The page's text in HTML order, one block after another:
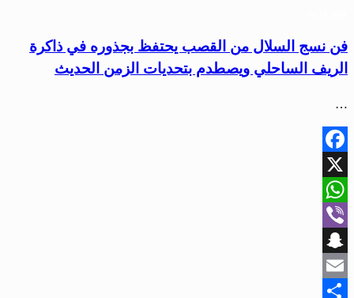
فن نسج السلال من القصب يحتفظ بجذوره في ذاكرة
الريف الساحلي ويصطدم بتحديات الزمن الحديث
…
Facebook
X
WhatsApp
Viber
Snapchat
Email